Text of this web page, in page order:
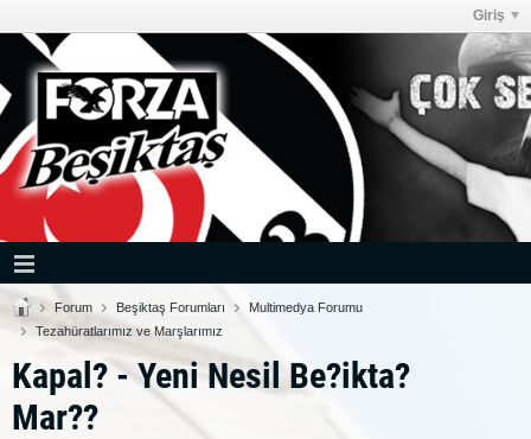
Giriş
Forum Beşiktaş Forumları
Multimedya Forumu
Tezahüratlarımız ve Marşlarımız
Kapal? - Yeni Nesil Be?ikta?
Mar??